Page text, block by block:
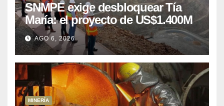
SNMPE exige desbloquear Tía
María: el proyecto de US$1.400M
que Perú lleva 15 años
posponiendo
AGO 6, 2026
MINERÍA